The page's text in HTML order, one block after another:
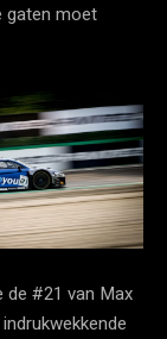
gaten moet
#21 van Max